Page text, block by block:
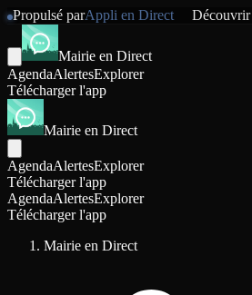
Propulsé parAppli en Direct Découvrir
Mairie en Direct
AgendaAlertesExplorer
Télécharger l'app
Mairie en Direct
AgendaAlertesExplorer
Télécharger l'app
AgendaAlertesExplorer
Télécharger l'app
Mairie en Direct